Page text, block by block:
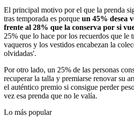
El principal motivo por el que la prenda
tras temporada es porque un 45% desea
frente al 28% que la conserva por si
25% que lo hace por los recuerdos que le
vaqueros y los vestidos encabezan la
olvidadas'.
Por otro lado, un 25% de las personas
recuperar la talla y premiarse renovar su
el auténtico premio si consigue perder
vez esa prenda que no le valía.
Lo más popular